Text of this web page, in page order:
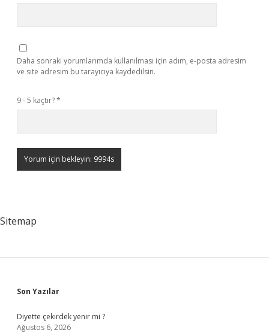
Daha sonraki yorumlarımda kullanılması için adım, e-posta adresim
ve site adresim bu tarayıcıya kaydedilsin.
9 - 5 kaçtır?*
Sitemap
Sidebar
Son Yazılar
Diyette çekirdek yenir mi ?
Ağustos 6, 2026